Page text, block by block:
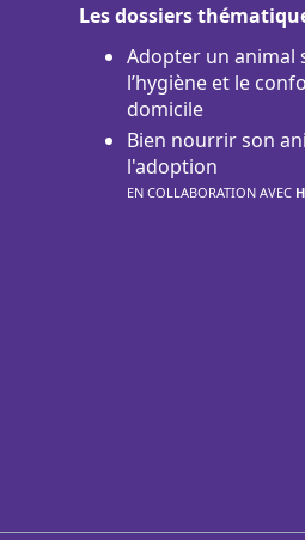
Les dossiers
Adopter un animal
l’hygiène et le
domicile
Bien nourrir son
l'adoption
EN COLLABORATION AVEC